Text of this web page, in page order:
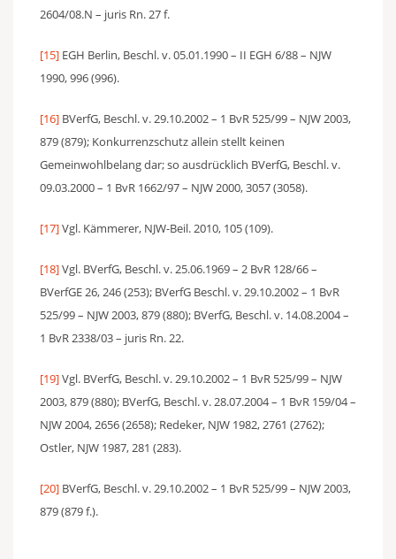
2604/08.N – juris Rn. 27 f.
[15] EGH Berlin, Beschl. v. 05.01.1990 – II EGH 6/88 – NJW
1990, 996 (996).
[16] BVerfG, Beschl. v. 29.10.2002 – 1 BvR 525/99 – NJW 2003,
879 (879); Konkurrenzschutz allein stellt keinen
Gemeinwohlbelang dar; so ausdrücklich BVerfG, Beschl. v.
09.03.2000 – 1 BvR 1662/97 – NJW 2000, 3057 (3058).
[17]Vgl. Kämmerer, NJW-Beil. 2010, 105 (109).
[18]Vgl. BVerfG, Beschl. v. 25.06.1969 – 2 BvR 128/66 –
BVerfGE 26, 246 (253); BVerfG Beschl. v. 29.10.2002 – 1 BvR
525/99 – NJW 2003, 879 (880); BVerfG, Beschl. v. 14.08.2004 –
1 BvR 2338/03 – juris Rn. 22.
[19]Vgl. BVerfG, Beschl. v. 29.10.2002 – 1 BvR 525/99 – NJW
2003, 879 (880); BVerfG, Beschl. v. 28.07.2004 – 1 BvR 159/04 –
NJW 2004, 2656 (2658); Redeker, NJW 1982, 2761 (2762);
Ostler, NJW 1987, 281 (283).
[20] BVerfG, Beschl. v. 29.10.2002 – 1 BvR 525/99 – NJW 2003,
879 (879 f.).